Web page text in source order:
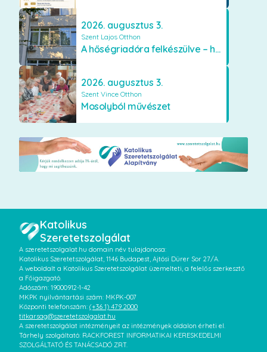
2026. augusztus 3.
Szent Lajos Otthon
A hőségriadóra felkészülve – hűsítő fejlesztések a Szent Lajos Otthonban
2026. augusztus 3.
Szent Vince Otthon
Mosolyból művészet
Katolikus
Szeretetszolgálat
A szeretetszolgalat.hu domain név tulajdonosa:
Katolikus Szeretetszolgálat, 1146 Budapest, Ajtósi Dürer Sor 27/A.
A weboldalt a Katolikus Szeretetszolgálat üzemelteti, a felelős szerkesztő
a Főigazgató.
Adószám: 19000912-1-42
MKPK nyilvántartási szám: MKPK-007
Központi telefonszám: (+36 1) 479 2000
titkarsag@szeretetszolgalat.hu
A szeretetszolgálat intézményeit az intézmények oldalon érheti el.
Tárhely szolgáltató: RACKFOREST INFORMATIKAI KERESKEDELMI
SZOLGÁLTATÓ ÉS TANÁCSADÓ ZRT.